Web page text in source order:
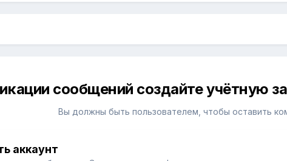
сообщений создайте учётную
Вы должны быть пользователем, чтобы оставить
аккаунт